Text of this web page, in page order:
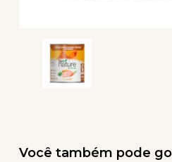
Você também pode